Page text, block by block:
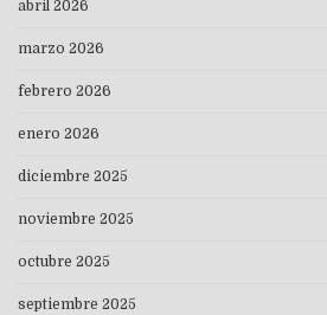
abril 2026
marzo 2026
febrero 2026
enero 2026
diciembre 2025
noviembre 2025
octubre 2025
septiembre 2025